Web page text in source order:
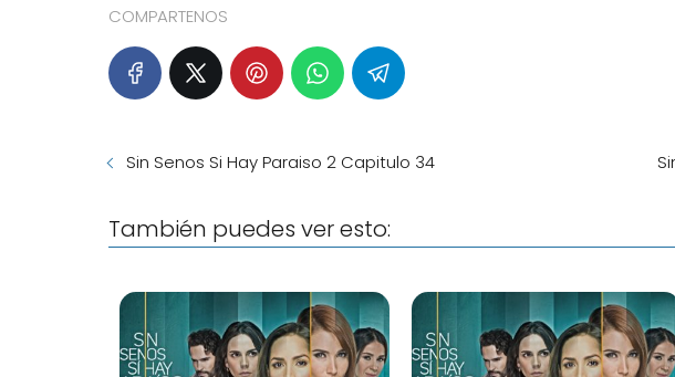
COMPARTENOS
Sin Senos Si Hay Paraiso 2 Capitulo 34
También puedes ver esto: